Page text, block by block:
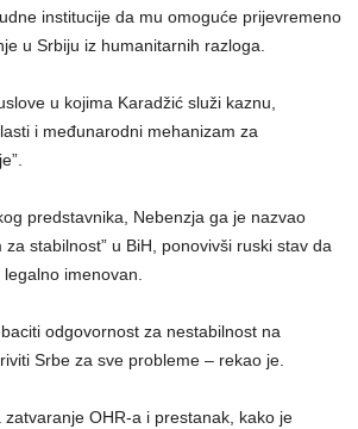
institucije da mu omoguće prijevremeno
u Srbiju iz humanitarnih razloga.
u kojima Karadžić služi kaznu,
i međunarodni mehanizam za
predstavnika, Nebenzja ga je nazvao
stabilnost” u BiH, ponovivši ruski stav da
imenovan.
odgovornost za nestabilnost na
Srbe za sve probleme – rekao je.
OHR-a i prestanak, kako je